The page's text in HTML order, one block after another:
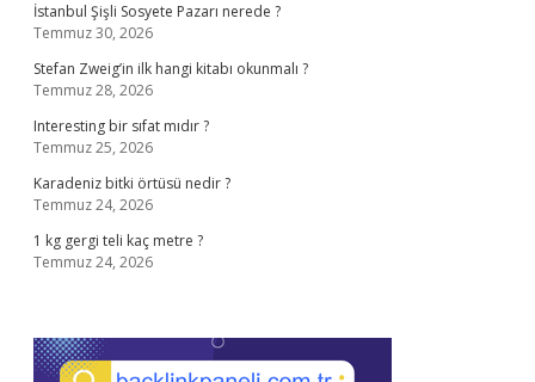
İstanbul Şişli Sosyete Pazarı nerede ?
Temmuz 30, 2026
Stefan Zweig’in ilk hangi kitabı okunmalı ?
Temmuz 28, 2026
Interesting bir sıfat mıdır ?
Temmuz 25, 2026
Karadeniz bitki örtüsü nedir ?
Temmuz 24, 2026
1 kg gergi teli kaç metre ?
Temmuz 24, 2026